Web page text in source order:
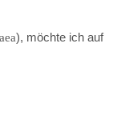
), möchte ich auf